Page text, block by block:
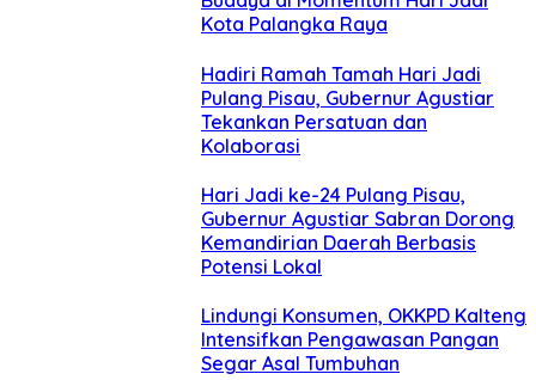
Kota Palangka Raya
Hadiri Ramah Tamah Hari Jadi
Pulang Pisau, Gubernur Agustiar
Tekankan Persatuan dan
Kolaborasi
Hari Jadi ke-24 Pulang Pisau,
Gubernur Agustiar Sabran Dorong
Kemandirian Daerah Berbasis
Potensi Lokal
Lindungi Konsumen, OKKPD Kalteng
Intensifkan Pengawasan Pangan
Segar Asal Tumbuhan